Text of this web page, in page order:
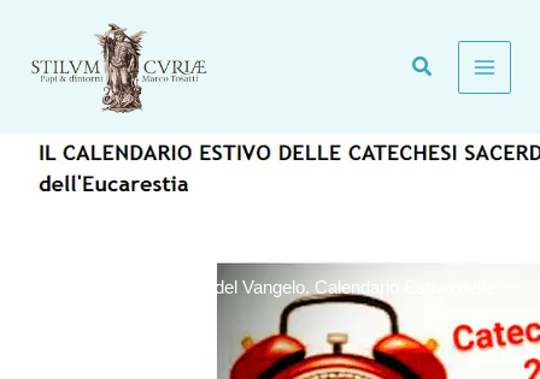
contenuto
Alleati dell’Eucarestia e del Vangelo. Calendario Estivo delle